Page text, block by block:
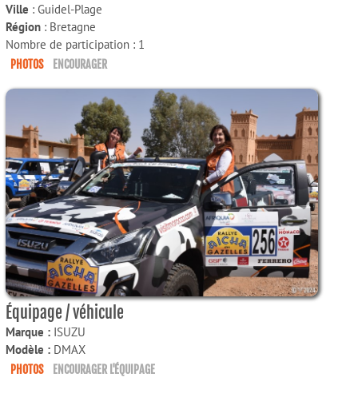
Ville : Guidel-Plage
Région : Bretagne
Nombre de participation : 1
PHOTOS ENCOURAGER
Équipage / véhicule
Marque : ISUZU
Modèle : DMAX
PHOTOS ENCOURAGER L'ÉQUIPAGE